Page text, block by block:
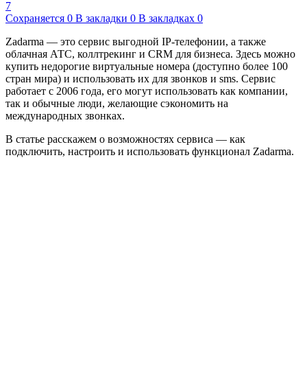
7
Сохраняется 0 В закладки 0 В закладках 0
Zadarma — это сервис выгодной IP-телефонии, а также
облачная АТС, коллтрекинг и CRM для бизнеса. Здесь можно
купить недорогие виртуальные номера (доступно более 100
стран мира) и использовать их для звонков и sms. Сервис
работает с 2006 года, его могут использовать как компании,
так и обычные люди, желающие сэкономить на
международных звонках.
В статье расскажем о возможностях сервиса — как
подключить, настроить и использовать функционал Zadarma.